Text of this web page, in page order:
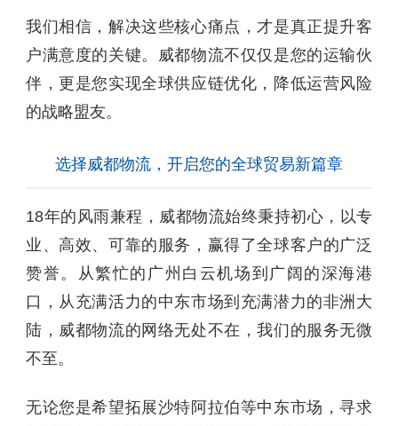
我们相信，解决这些核心痛点，才是真正提升客
户满意度的关键。威都物流不仅仅是您的运输伙
伴，更是您实现全球供应链优化，降低运营风险
的战略盟友。
选择威都物流，开启您的全球贸易新篇章
18年的风雨兼程，威都物流始终秉持初心，以专
业、高效、可靠的服务，赢得了全球客户的广泛
赞誉。从繁忙的广州白云机场到广阔的深海港
口，从充满活力的中东市场到充满潜力的非洲大
陆，威都物流的网络无处不在，我们的服务无微
不至。
无论您是希望拓展沙特阿拉伯等中东市场，寻求